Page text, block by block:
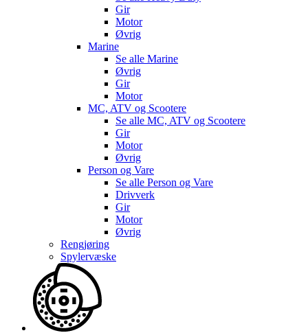
Gir
Motor
Øvrig
Marine
Se alle Marine
Øvrig
Gir
Motor
MC, ATV og Scootere
Se alle MC, ATV og Scootere
Gir
Motor
Øvrig
Person og Vare
Se alle Person og Vare
Drivverk
Gir
Motor
Øvrig
Rengjøring
Spylervæske